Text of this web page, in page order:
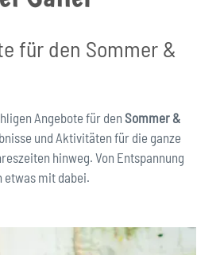
für den Sommer &
Angebote für den Sommer &
und Aktivitäten für die ganze
hinweg. Von Entspannung
etwas mit dabei.